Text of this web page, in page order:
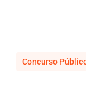
Concurso